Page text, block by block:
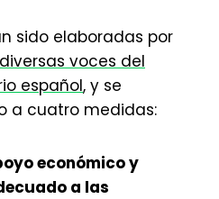
sido elaboradas por
diversas voces del
español, y se
a cuatro medidas:
económico y
a las